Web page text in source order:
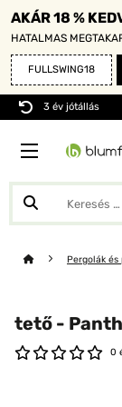
AKÁR 18 %
HATALMAS
FULLSWING18
3 év jótállás
Pergolák
tető -
0